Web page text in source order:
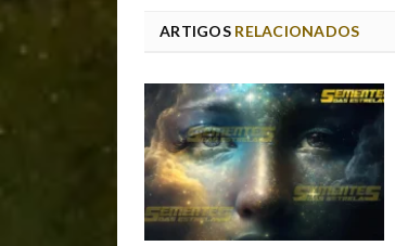
ARTIGOSRELACIONADOS